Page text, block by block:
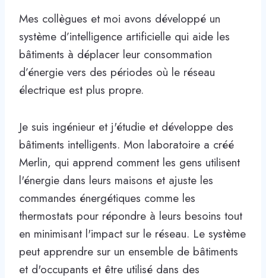
Mes collègues et moi avons développé un
système d’intelligence artificielle qui aide les
bâtiments à déplacer leur consommation
d’énergie vers des périodes où le réseau
électrique est plus propre.
Je suis ingénieur et j'étudie et développe des
bâtiments intelligents. Mon laboratoire a créé
Merlin, qui apprend comment les gens utilisent
l'énergie dans leurs maisons et ajuste les
commandes énergétiques comme les
thermostats pour répondre à leurs besoins tout
en minimisant l'impact sur le réseau. Le système
peut apprendre sur un ensemble de bâtiments
et d'occupants et être utilisé dans des